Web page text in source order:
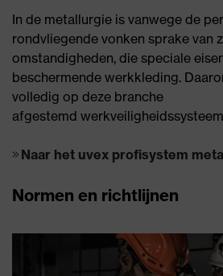
In de metallurgie is vanwege de
rondvliegende vonken sprake van
omstandigheden, die speciale
beschermende werkkleding.
volledig op deze branche
afgestemd
Naar het uvex profisystem
Normen en richtlijnen